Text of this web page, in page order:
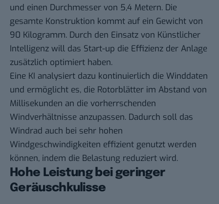
und einen Durchmesser von 5,4 Metern. Die
gesamte Konstruktion kommt auf ein Gewicht von
90 Kilogramm. Durch den Einsatz von Künstlicher
Intelligenz will das Start-up die Effizienz der Anlage
zusätzlich optimiert haben.
Eine KI analysiert dazu kontinuierlich die Winddaten
und ermöglicht es, die Rotorblätter im Abstand von
Millisekunden an die vorherrschenden
Windverhältnisse anzupassen. Dadurch soll das
Windrad auch bei sehr hohen
Windgeschwindigkeiten effizient genutzt werden
können, indem die Belastung reduziert wird.
Hohe Leistung bei geringer
Geräuschkulisse